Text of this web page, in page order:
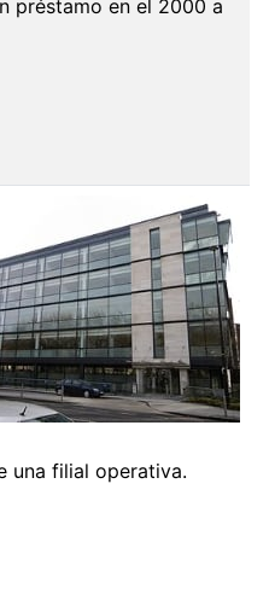
préstamo en el 2000 a
una filial operativa.